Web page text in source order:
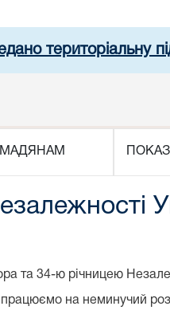
територіальну
34-ю річницею
на неминучий